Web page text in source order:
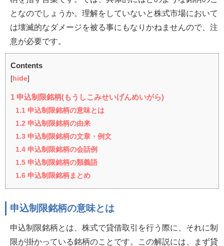
となのでしょうか。理解をしていないと株式市場において
は壊滅的なダメージを被る事にもなりかねませんので、注
意が必要です。
Contents
[ hide]
1 申込制限銘柄(もうしこみせいげんめいがら)
1.1 申込制限銘柄の意味とは
1.2 申込制限銘柄の由来
1.3 申込制限銘柄の文章・例文
1.4 申込制限銘柄の会話例
1.5 申込制限銘柄の類義語
1.6 申込制限銘柄まとめ
申込制限銘柄の意味とは
申込制限銘柄とは、株式で貸借取引を行う際に、それに制
限が掛かっている銘柄のことです。この解説には、まず貸